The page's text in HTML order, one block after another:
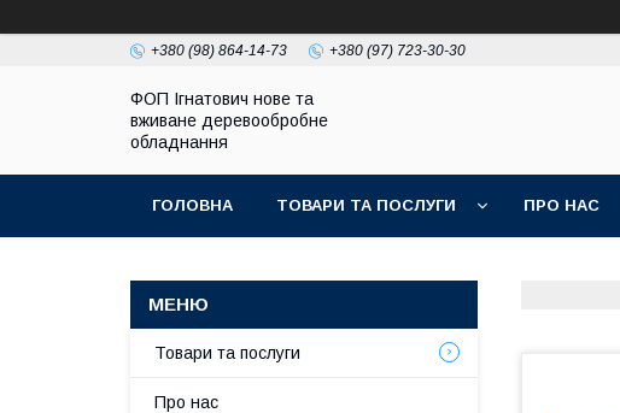
+380 (98) 864-14-73 +380 (97) 723-30-30
ФОП Ігнатович нове та
вживане деревообробне
обладнання
ГОЛОВНА ТОВАРИ ТА ПОСЛУГИ ПРО НАС
Товари та послуги
Про нас